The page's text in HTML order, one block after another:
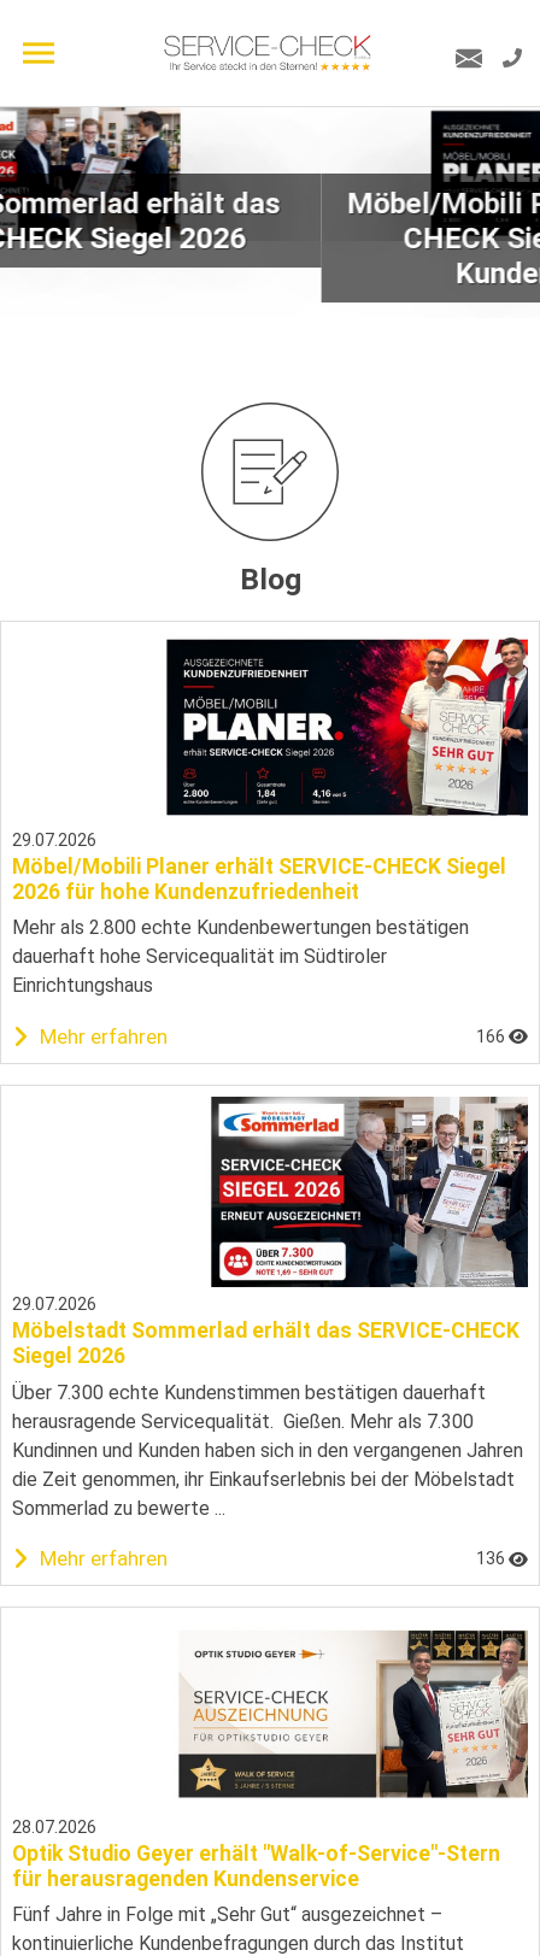
Möbel/Mobili Planer erhält SERVICE-
CHECK Siegel 2026 für hohe
Kundenzufriedenheit
Blog
29.07.2026
Möbel/Mobili Planer erhält SERVICE-CHECK Siegel
2026 für hohe Kundenzufriedenheit
Mehr als 2.800 echte Kundenbewertungen bestätigen
dauerhaft hohe Servicequalität im Südtiroler
Einrichtungshaus
Mehr erfahren 166
29.07.2026
Möbelstadt Sommerlad erhält das SERVICE-CHECK
Siegel 2026
Über 7.300 echte Kundenstimmen bestätigen dauerhaft
herausragende Servicequalität. Gießen. Mehr als 7.300
Kundinnen und Kunden haben sich in den vergangenen Jahren
die Zeit genommen, ihr Einkaufserlebnis bei der Möbelstadt
Sommerlad zu bewerte ...
Mehr erfahren 136
28.07.2026
Optik Studio Geyer erhält "Walk-of-Service"-Stern
für herausragenden Kundenservice
Fünf Jahre in Folge mit „Sehr Gut“ ausgezeichnet –
kontinuierliche Kundenbefragungen durch das Institut